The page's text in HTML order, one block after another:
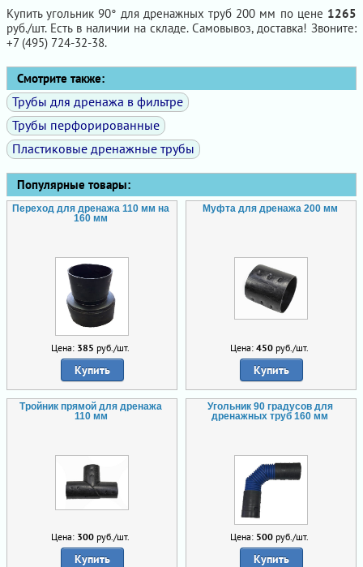
Купить угольник 90° для дренажных труб 200 мм по цене 1265
руб./шт. Есть в наличии на складе. Самовывоз, доставка! Звоните:
+7 (495) 724-32-38.
Смотрите также:
Трубы для дренажа в фильтре
Трубы перфорированные
Пластиковые дренажные трубы
Популярные товары:
Переход для дренажа 110 мм на
160 мм
Цена: 385 руб./шт.
Купить
Муфта для дренажа 200 мм
Цена: 450руб./шт.
Купить
Тройник прямой для дренажа
110 мм
Цена: 300руб./шт.
Купить
Угольник 90 градусов для
дренажных труб 160 мм
Цена: 500руб./шт.
Купить